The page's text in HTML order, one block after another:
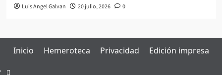
Luis Angel Galvan 20 julio, 2026 0
Inicio Hemeroteca Privacidad Edición impresa
Inicio